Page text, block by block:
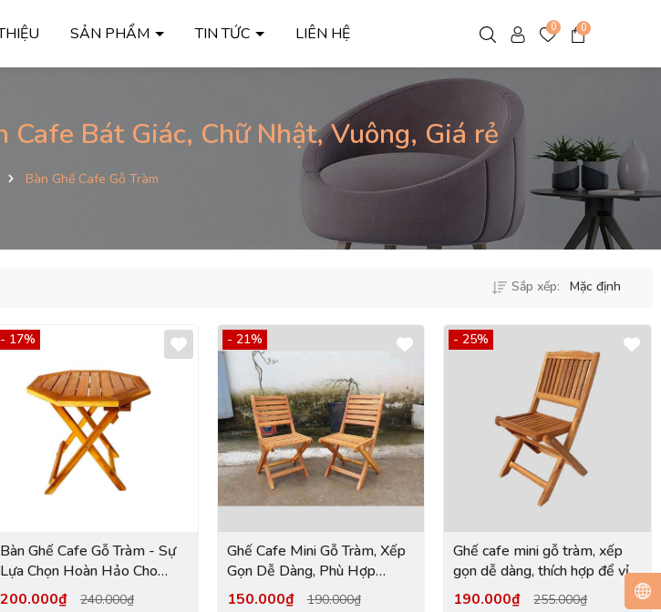
SẢN PHẨM TIN TỨC LIÊN HỆ 0 0
Bát Giác, Chữ Nhật, Vuông, Giá rẻ
Bàn Ghế Cafe Gỗ Tràm
Sắp xếp: Mặc định
- 17%
Bàn Ghế Cafe Gỗ Tràm - Sự
Lựa Chọn Hoàn Hảo Cho
Không Gian Quán
200.000₫ 240.000₫
- 21%
Ghế Cafe Mini Gỗ Tràm, Xếp
Gọn Dễ Dàng, Phù Hợp
Không Gian Vỉa Hè
150.000₫ 190.000₫
- 25%
Ghế cafe mini gỗ tràm, xếp
gọn dễ dàng, thích hợp để vỉa
hè, chất lượng cao, giá rẻ
190.000₫ 255.000₫